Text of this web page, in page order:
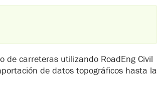
de carreteras utilizando RoadEng Civil
de datos topográficos hasta la